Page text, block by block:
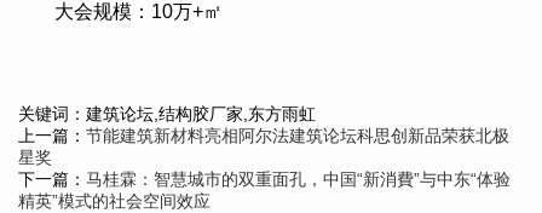
大会规模： 10万+㎡
关键词：建筑论坛,结构胶厂家,东方雨虹
上一篇： 节能建筑新材料亮相阿尔法建筑论坛科思创新品荣获北极
星奖
下一篇： 马桂霖：智慧城市的双重面孔，中国“新消費”与中东“体验
精英”模式的社会空间效应